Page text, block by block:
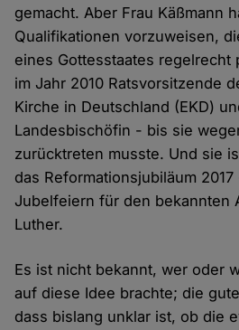
gemacht. Aber Frau Käßmann
Qualifikationen vorzuweisen,
eines Gottesstaates regelrecht
im Jahr 2010 Ratsvorsitzende
Kirche in Deutschland (EKD)
Landesbischöfin - bis sie
zurücktreten musste. Und sie
das Reformationsjubiläum
Jubelfeiern für den bekannten
Luther.
Es ist nicht bekannt, wer oder
auf diese Idee brachte; die
dass bislang unklar ist, ob die